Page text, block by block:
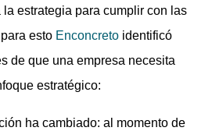
estrategia para cumplir con las
esto Enconcreto identificó
de que una empresa necesita
estratégico:
ha cambiado: al momento de